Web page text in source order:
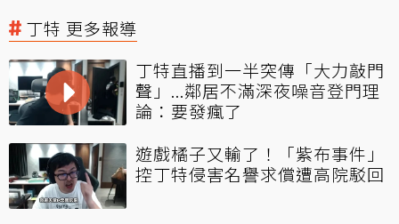
丁特 更多報導
丁特直播到一半突傳「大力敲門
聲」...鄰居不滿深夜噪音登門理
論：要發瘋了
遊戲橘子又輸了！「紫布事件」
控丁特侵害名譽求償遭高院駁回